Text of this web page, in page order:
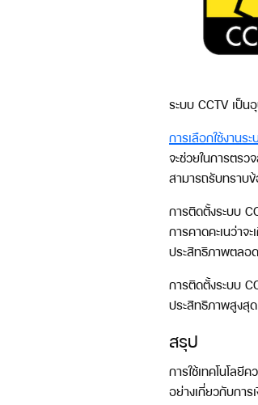
ระบบ CCTV เป็น
การเลือกใช้งานร
จะช่วยในการตรว
สามารถรับทราบ
การติดตั้งระบบ
การคาดคะเนว่าจ
ประสิทธิภาพตลอด
การติดตั้งระบบ
ประสิทธิภาพสูงสุ
สรุป
การใช้เทคโนโลยี
อย่างเกี่ยวกับการ